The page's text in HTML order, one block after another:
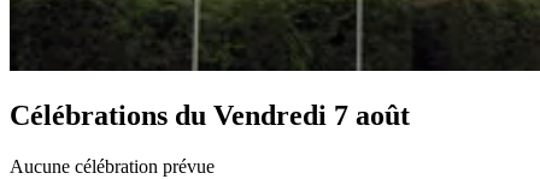
Célébrations du Vendredi 7 août
Aucune célébration prévue